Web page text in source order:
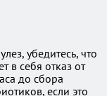
убедитесь, что
в себя отказ от
до сбора
если это